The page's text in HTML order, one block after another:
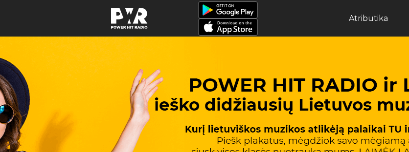
Atributika
Atributika
Laidos ir Archyvas